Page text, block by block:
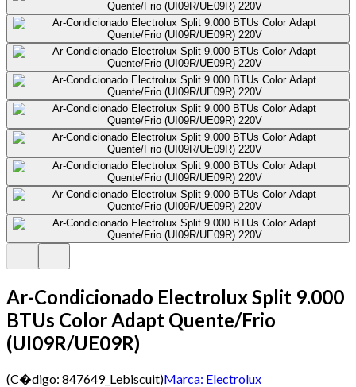
Ar-Condicionado Electrolux Split 9.000
BTUs Color Adapt Quente/Frio
(UI09R/UE09R)
(C�digo: 847649_Lebiscuit)Marca: Electrolux